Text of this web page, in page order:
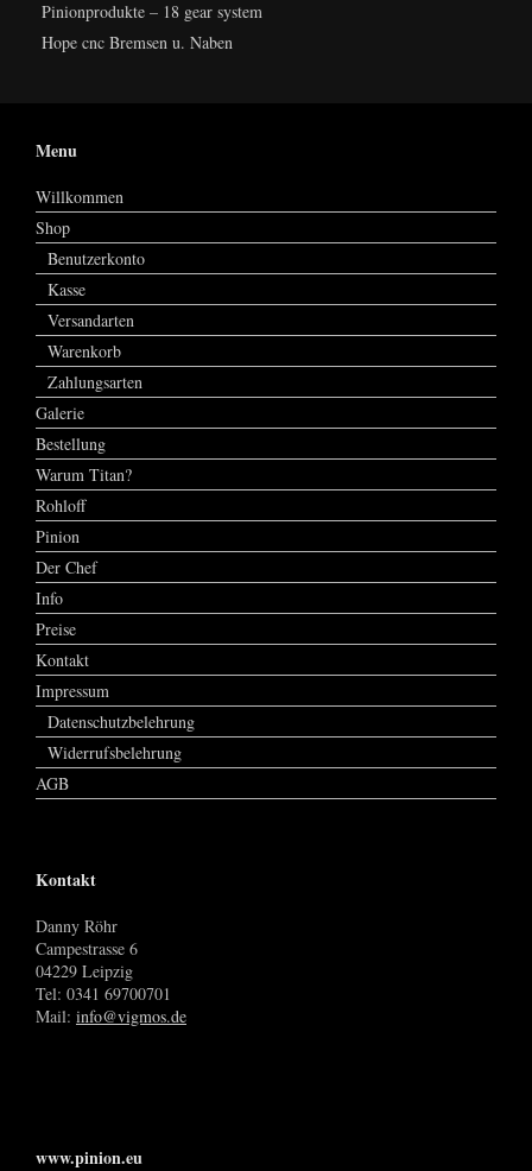
Pinionprodukte – 18 gear system
Hope cnc Bremsen u. Naben
Menu
Willkommen
Shop
Benutzerkonto
Kasse
Versandarten
Warenkorb
Zahlungsarten
Galerie
Bestellung
Warum Titan?
Rohloff
Pinion
Der Chef
Info
Preise
Kontakt
Impressum
Datenschutzbelehrung
Widerrufsbelehrung
AGB
Kontakt
Danny Röhr
Campestrasse 6
04229 Leipzig
Tel: 0341 69700701
Mail: info@vigmos.de
www.pinion.eu